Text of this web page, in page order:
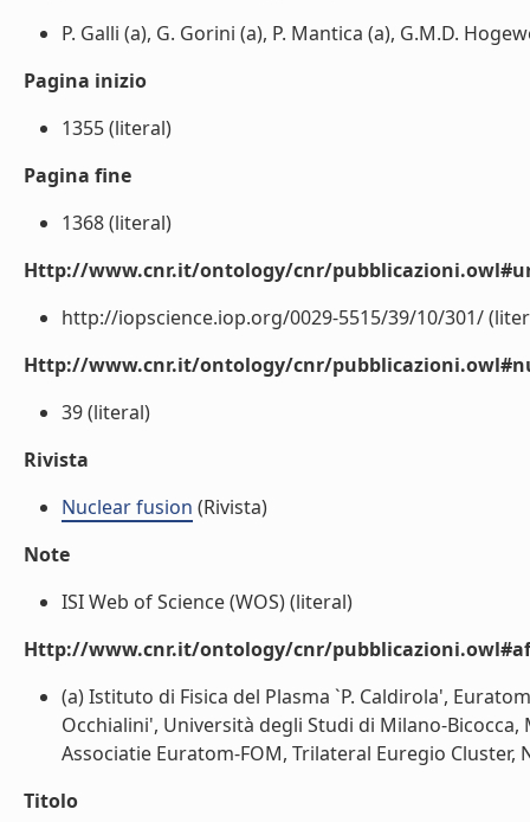
P. Galli (a), G. Gorini (a), P. Mantica (a), G.M.D.
Pagina inizio
1355 (literal)
Pagina fine
1368 (literal)
Http://www.cnr.it/ontology/cnr/
http://iopscience.iop.org/0029-5515/39/10/301/
Http://www.cnr.it/ontology/cnr/
39 (literal)
Rivista
Nuclear fusion (Rivista)
Note
ISI Web of Science (WOS) (literal)
Http://www.cnr.it/ontology/cnr/
(a) Istituto di Fisica del Plasma `P. Caldirola',
Occhialini', Università degli Studi di Milano-
Associatie Euratom-FOM, Trilateral Euregio
Titolo